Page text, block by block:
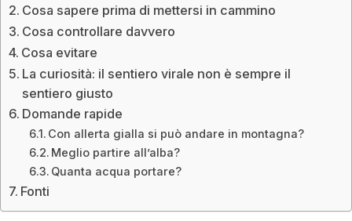
Cosa sapere prima di mettersi in cammino
Cosa controllare davvero
Cosa evitare
La curiosità: il sentiero virale non è sempre il
sentiero giusto
Domande rapide
Con allerta gialla si può andare in montagna?
Meglio partire all’alba?
Quanta acqua portare?
Fonti